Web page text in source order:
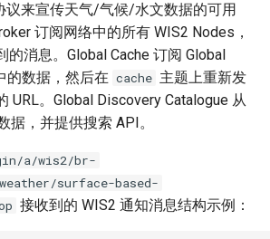
议来宣传天气/气候/水文数据的可用
订阅网络中的所有 WIS2 Nodes，
消息。Global Cache 订阅 Global
的数据，然后在 cache 主题上重新发
URL。Global Discovery Catalogue 从
据，并提供搜索 API。
a/wis2/br-
surface-based-
接收到的 WIS2 通知消息结构示例：